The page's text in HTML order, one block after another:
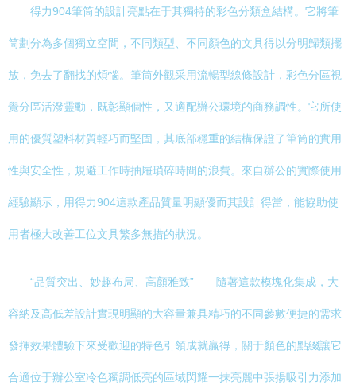
得力904筆筒的設計亮點在于其獨特的彩色分類盒結構。它將筆
筒劃分為多個獨立空間，不同類型、不同顏色的文具得以分明歸類擺
放，免去了翻找的煩惱。筆筒外觀采用流暢型線條設計，彩色分區視
覺分區活潑靈動，既彰顯個性，又適配辦公環境的商務調性。它所使
用的優質塑料材質輕巧而堅固，其底部穩重的結構保證了筆筒的實用
性與安全性，規避工作時抽屜瑣碎時間的浪費。來自辦公的實際使用
經驗顯示，用得力904這款產品質量明顯優而其設計得當，能協助使
用者極大改善工位文具繁多無措的狀況。
“品質突出、妙趣布局、高顏雅致”——隨著這款模塊化集成，大
容納及高低差設計實現明顯的大容量兼具精巧的不同參數便捷的需求
發揮效果體驗下來受歡迎的特色引領成就贏得，關于顏色的點綴讓它
合適位于辦公室冷色獨調低亮的區域閃耀一抹亮麗中張揚吸引力添加